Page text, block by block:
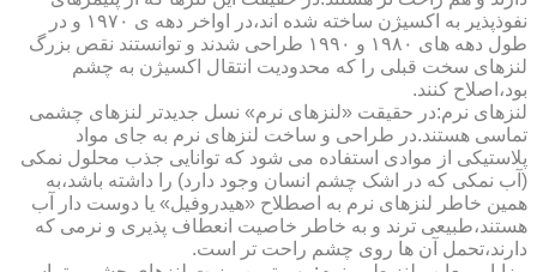
نفوذپذیر به اکسیژن ساخته شده اند،در اواخر دهه ی ۱۹۷۰ و در
طول دهه های ۱۹۸۰ و ۱۹۹۰ طراحی شدند و توانستند نقص بزرگ
لنزهای سخت قبلی را که محدودیت انتقال اکسیژن به چشم
بود،اصلاح کنند.
لنزهای نرم:در حقیقت «لنزهای نرم» نسل جدیدتر لنزهای چشمی
تماسی هستند.در طراحی و ساخت لنزهای نرم به جای مواد
پلاستیکی از موادی استفاده می شود که توانایی جذب محلول نمکی
(آب نمکی که در اشک چشم انسان وجود دارد) را داشته باشد،به
همین خاطر لنزهای نرم به اصطلاح «هیدروفیل» یا دوست دار آب
هستند،طبیعی ترند و به خاطر خاصیت انعطاف پذیری و نرمی که
دارند،تحمل آن ها روی چشم راحت تر است.